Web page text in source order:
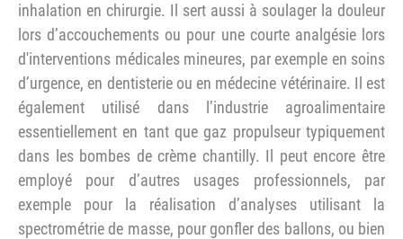
inhalation en chirurgie. Il sert aussi à soulager la douleur
lors d’accouchements ou pour une courte analgésie lors
d'interventions médicales mineures, par exemple en soins
d’urgence, en dentisterie ou en médecine vétérinaire. Il est
également utilisé dans l’industrie agroalimentaire
essentiellement en tant que gaz propulseur typiquement
dans les bombes de crème chantilly. Il peut encore être
employé pour d’autres usages professionnels, par
exemple pour la réalisation d’analyses utilisant la
spectrométrie de masse, pour gonfler des ballons, ou bien